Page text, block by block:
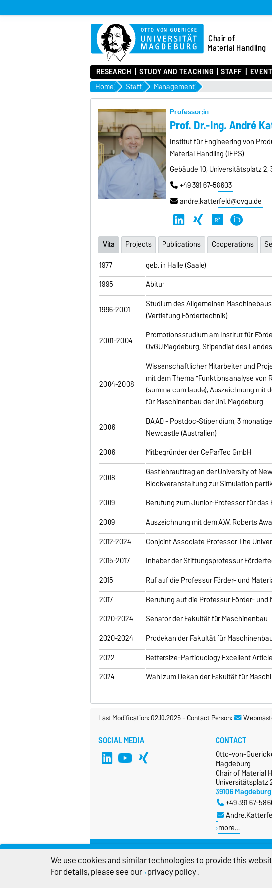
Chair of
Material Handling
RESEARCH STUDY AND TEACHING STAFF
Home Staff Management
Professor:in
Prof. Dr.-Ing. André
Institut für Engineering von
Material Handling (IEPS)
Gebäude 10, Universitätsplatz 2,
+49 391 67-58603
andre.katterfeld@ovgu.de
Vita Projects Publications Cooperations
1977
geb. in Halle (Saale)
1995
Abitur
1996-2001
Studium des Allgemeinen
(Vertiefung Fördertechnik)
2001-2004
Promotionsstudium am Institut für
OvGU Magdeburg, Stipendiat des
2004-2008
Wissenschaftlicher Mitarbeiter und
mit dem Thema "Funktionsanalyse
(summa cum laude), Auszeichnung mit
für Maschinenbau der Uni. Magdeburg
2006
DAAD - Postdoc-Stipendium, 3
Newcastle (Australien)
2006
Mitbegründer der CeParTec GmbH
2008
Gastlehrauftrag an der University of
Blockveranstaltung zur Simulation
2009
Berufung zum Junior-Professor für
2009
Auszeichnung mit dem A.W. Roberts
2012-2024
Conjoint Associate Professor The
2015-2017
Inhaber der Stiftungsprofessur
2015
Ruf auf die Professur Förder- und
2017
Berufung auf die Professur Förder- und
2020-2024
Senator der Fakultät für Maschinenbau
2020-2024
Prodekan der Fakultät für Maschinenbau
2022
Bettersize-Particuology Excellent
2024
Wahl zum Dekan der Fakultät für
Last Modification: 02.10.2025-Contact Person:
SOCIAL MEDIA CONTACT
Otto-von-
Magdeburg
Chair of Material
Universitätsplatz
39106 Magdeburg
+49 391 67-
more…
We use cookies and similar technologies to provide this
For details, please see our privacy policy.